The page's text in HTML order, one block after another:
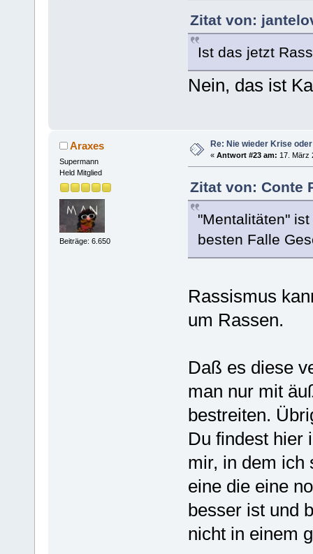
Zitat von:
Ist das jetzt
Nein, das ist
Araxes
Supermann
Held Mitglied
Beiträge: 6.650
Re: Nie wieder Krise
« Antwort #23 am: 17. März
Zitat von: Conte
"Mentalitäten"
besten Falle
Rassismus
um Rassen.
Daß es diese
man nur mit
bestreiten.
Du findest hier
mir, in dem ich
eine die eine
besser ist und
nicht in einem